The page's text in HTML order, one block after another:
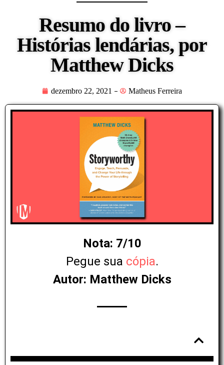
Resumo do livro –
Histórias lendárias, por
Matthew Dicks
dezembro 22, 2021 Matheus Ferreira
Nota: 7/10
Pegue sua cópia.
Autor: Matthew Dicks